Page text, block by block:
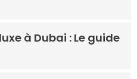
à Dubai : Le guide